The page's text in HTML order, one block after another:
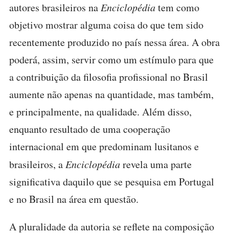
autores brasileiros na Enciclopédiatem como
objetivo mostrar alguma coisa do que tem sido
recentemente produzido no país nessa área. A obra
poderá, assim, servir como um estímulo para que
a contribuição da filosofia profissional no Brasil
aumente não apenas na quantidade, mas também,
e principalmente, na qualidade. Além disso,
enquanto resultado de uma cooperação
internacional em que predominam lusitanos e
brasileiros, a Enciclopédiarevela uma parte
significativa daquilo que se pesquisa em Portugal
e no Brasil na área em questão.
A pluralidade da autoria se reflete na composição